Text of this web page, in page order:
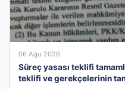
06 Ağu 2026
Süreç yasası teklifi
teklifi ve gerekçelerinin